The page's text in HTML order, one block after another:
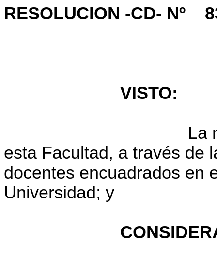
RESOLUCION -CD- Nº
VISTO:
La
esta Facultad, a través de
docentes encuadrados en
Universidad; y